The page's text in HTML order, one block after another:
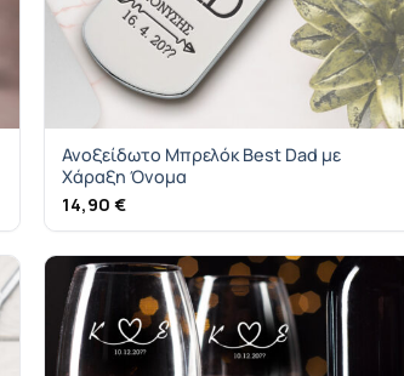
Ανοξείδωτο Μπρελόκ Best Dad με
Χάραξη Όνομα
14,90€